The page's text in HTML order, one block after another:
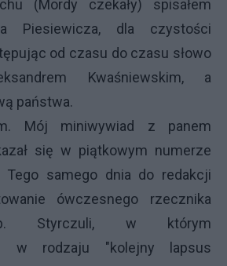
czekały) spisałem
Piesiewicza, dla czystości
od czasu do czasu słowo
Kwaśniewskim, a
państwa.
Mój miniwywiad z panem
się w piątkowym numerze
Tego samego dnia do redakcji
ówczesnego rzecznika
p. Styrczuli, w którym
w rodzaju "kolejny lapsus